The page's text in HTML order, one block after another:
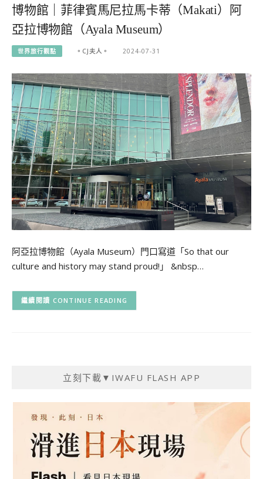
博物館｜菲律賓馬尼拉馬卡蒂（Makati）阿
亞拉博物館（Ayala Museum）
世界旅行觀點 。CJ夫人。 2024-07-31
阿亞拉博物館（Ayala Museum）門口寫道「So that our
culture and history may stand proud!」 &nbsp…
CONTINUE READING
立刻下載▼IWAFU FLASH APP